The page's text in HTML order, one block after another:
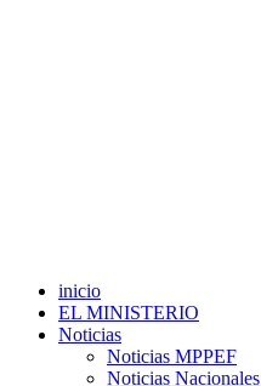
inicio
EL MINISTERIO
Noticias
Noticias MPPEF
Noticias Nacionales